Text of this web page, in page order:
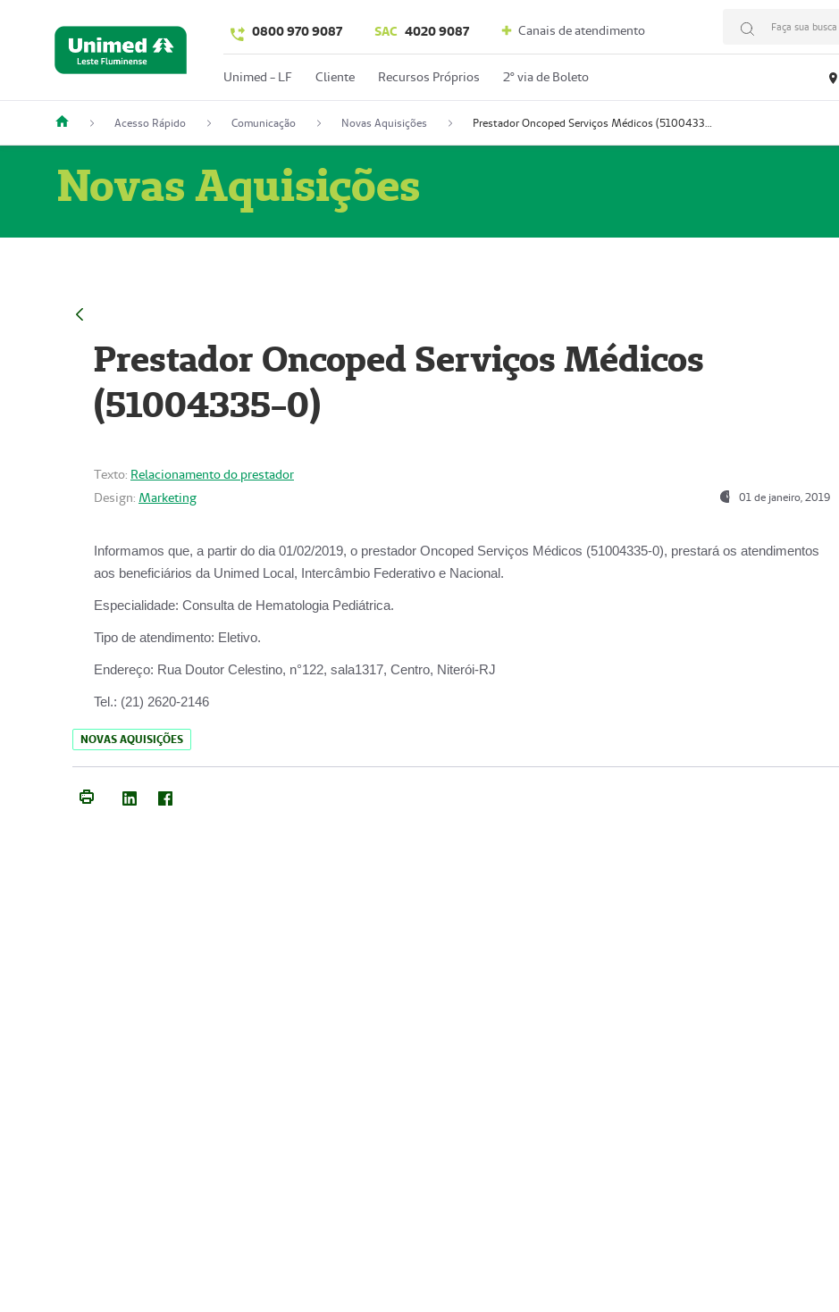
0800 970 9087 SAC 4020 9087 Canais de atendimento Faça sua
Unimed - LF Cliente Recursos Próprios 2º via de Boleto
Acesso Rápido Comunicação Novas Aquisições Prestador Oncoped Serviços Médicos (51004335-0)
Novas Aquisições
Prestador Oncoped Serviços Médicos
(51004335-0)
Texto: Relacionamento do prestador
Design: Marketing 01 de janeiro, 2019
Informamos que, a partir do dia 01/02/2019, o prestador Oncoped Serviços Médicos (51004335-0), prestará os atendimentos
aos beneficiários da Unimed Local, Intercâmbio Federativo e Nacional.
Especialidade: Consulta de Hematologia Pediátrica.
Tipo de atendimento: Eletivo.
Endereço: Rua Doutor Celestino, n°122, sala1317, Centro, Niterói-RJ
Tel.: (21) 2620-2146
NOVAS AQUISIÇÕES